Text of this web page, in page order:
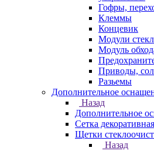
Гофры,
Клеммы
Концевик
Модули
Модуль
Приводы,
Разьемы
Дополнительное
Назад
Дополнительное
Сетка
Щетки
Назад